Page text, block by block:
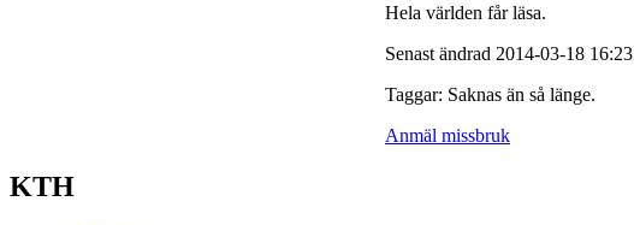
Hela världen får läsa.
Senast ändrad 2014-03-18 16:23
Taggar: Saknas än så länge.
Anmäl missbruk
KTH